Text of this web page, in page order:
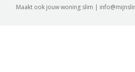
Maakt ook jouw woning slim |